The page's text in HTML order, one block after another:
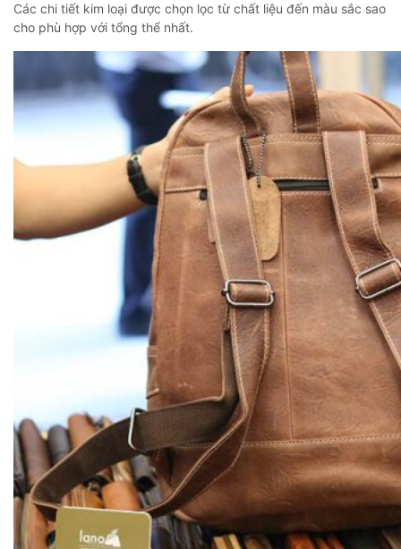
Các chi tiết kim loại được chọn lọc từ chất liệu đến màu sắc sao
cho phù hợp với tổng thể nhất.